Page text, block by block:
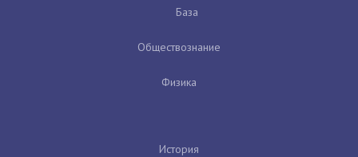
База
Обществознание
Физика
История